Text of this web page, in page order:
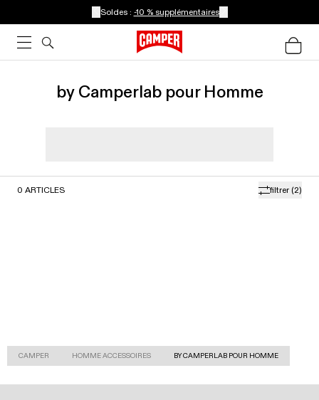
Soldes : -10 % supplémentaires
by Camperlab pour Homme
filtrer (2)
0 ARTICLES
CAMPER HOMME ACCESSOIRES BY CAMPERLAB POUR HOMME